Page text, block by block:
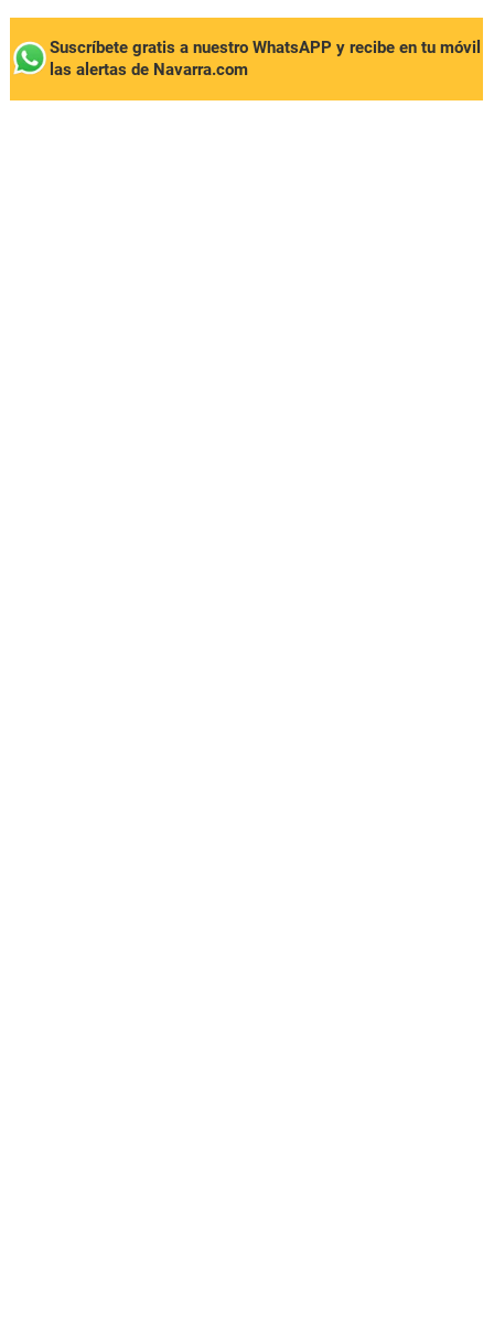
Suscríbete gratis a nuestro WhatsAPP y recibe en tu móvil
las alertas de Navarra.com